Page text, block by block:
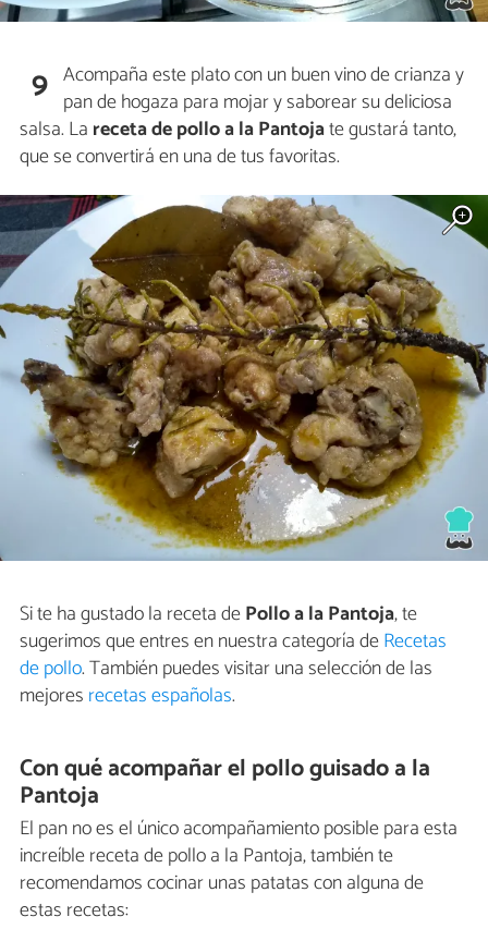
9 Acompaña este plato con un buen vino de crianza y
pan de hogaza para mojar y saborear su deliciosa
salsa. La receta de pollo a la Pantojate gustará tanto,
que se convertirá en una de tus favoritas.
Si te ha gustado la receta dePollo a la Pantoja, te
sugerimos que entres en nuestra categoría deRecetas
de pollo. También puedes visitar una selección de las
mejores recetas españolas.
Con qué acompañar el pollo guisado a la
Pantoja
El pan no es el único acompañamiento posible para esta
increíble receta de pollo a la Pantoja, también te
recomendamos cocinar unas patatas con alguna de
estas recetas: